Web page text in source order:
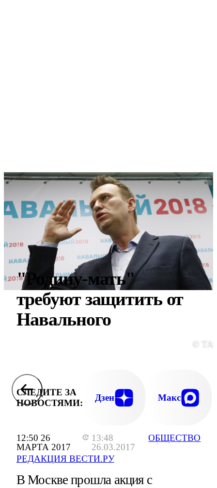
12:50 26
МАРТА 2017
13:48
26.03.2017
РЕДАКЦИЯ ВЕСТИ.РУ
ОБЩЕСТВО
"Родину-мать"
требуют защитить от
Навального
©
СЛЕДИТЕ ЗА
НОВОСТЯМИ:
Дзен Макс
В Москве прошла акция с